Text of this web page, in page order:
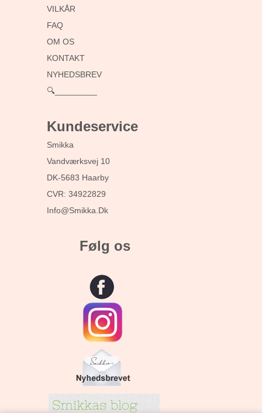
VILKÅR
FAQ
OM OS
KONTAKT
NYHEDSBREV
🔍_________
Kundeservice
Smikka
Vandværksvej 10
DK-5683 Haarby
CVR: 34922829
Info@smikka.dk
Følg os